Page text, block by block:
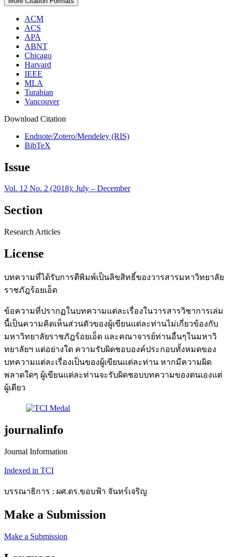
ACM
ACS
APA
ABNT
Chicago
Harvard
IEEE
MLA
Turabian
Vancouver
Download Citation
Endnote/Zotero/Mendeley (RIS)
BibTeX
Issue
Vol. 12 No. 2 (2018): July – December
Section
Research Articles
License
บทความที่ได้รับการตีพิมพ์เป็นลิขสิทธิ์ของวารสารมหาวิทยาลัย
ราชภัฎร้อยเอ็ด
ข้อความที่ปรากฏในบทความแต่ละเรื่องในวารสารวิชาการเล่ม
นี้เป็นความคิดเห็นส่วนตัวของผู้เขียนแต่ละท่านไม่เกี่ยวข้องกับ
มหาวิทยาลัยราชภัฎร้อยเอ็ด และคณาจารย์ท่านอื่นๆในมหาวิ
ทยาลัยฯ แต่อย่างใด ความรับผิดชอบองค์ประกอบทั้งหมดของ
บทความแต่ละเรื่องเป็นของผู้เขียนแต่ละท่าน หากมีความผิด
พลาดใดๆ ผู้เขียนแต่ละท่านจะรับผิดชอบบทความของตนเองแต่
ผู้เดียว
journalinfo
Journal Information
Indexed in TCI
บรรณาธิการ : ผศ.ดร.ขอบฟ้า จันทร์เจริญ
Make a Submission
Make a Submission